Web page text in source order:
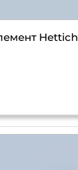
Hettich